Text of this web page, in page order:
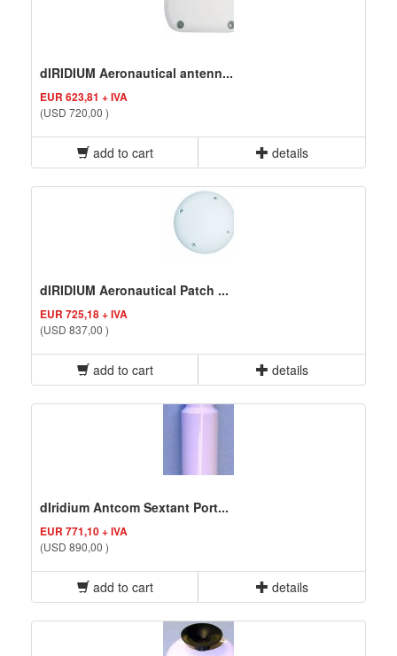
dIRIDIUM Aeronautical antenn...
EUR 623,81 + IVA
(USD 720,00 )
add to cart details
dIRIDIUM Aeronautical Patch ...
EUR 725,18 + IVA
(USD 837,00 )
add to cart details
dIridium Antcom Sextant Port...
EUR 771,10 + IVA
(USD 890,00 )
add to cart details